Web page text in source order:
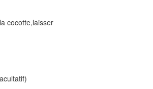
cocotte,laisser